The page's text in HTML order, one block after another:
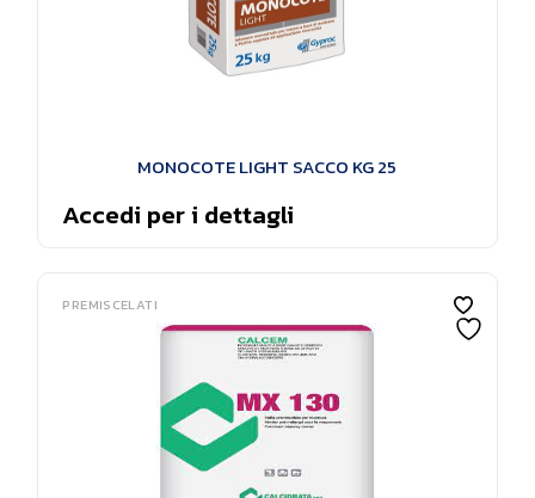
MONOCOTE LIGHT SACCO KG 25
Accedi per i dettagli
PREMISCELATI